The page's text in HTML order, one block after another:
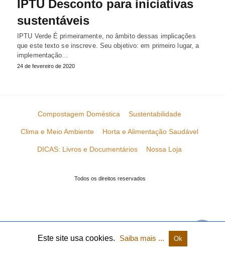
IPTU Desconto para iniciativas
sustentáveis
IPTU Verde É primeiramente, no âmbito dessas implicações
que este texto se inscreve. Seu objetivo: em primeiro lugar, a
implementação…
24 de fevereiro de 2020
Compostagem Doméstica Sustentabilidade
Clima e Meio Ambiente Horta e Alimentação Saudável
DICAS: Livros e Documentários Nossa Loja
Todos os direitos reservados
Este site usa cookies. Saiba mais ... Ok